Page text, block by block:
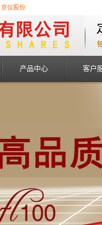
京仪股份
产品中心 客户